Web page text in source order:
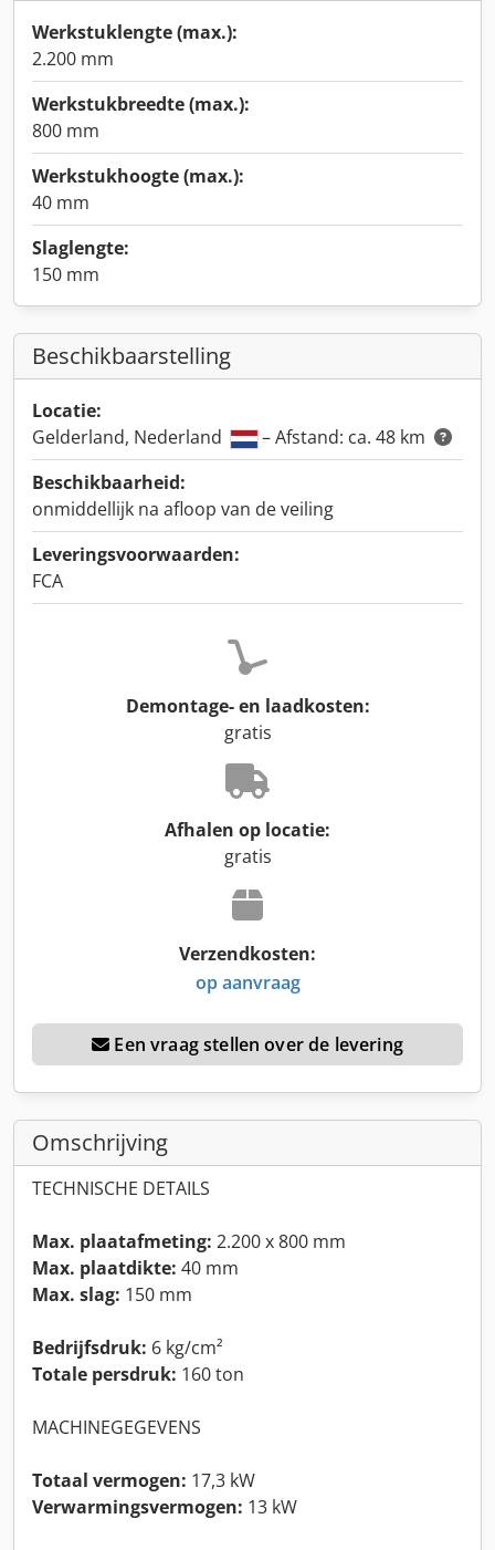
Werkstuklengte (max.):
2.200 mm
Werkstukbreedte (max.):
800 mm
Werkstukhoogte (max.):
40 mm
Slaglengte:
150 mm
Beschikbaarstelling
Locatie:
Gelderland, Nederland
– Afstand: ca. 48 km
Beschikbaarheid:
onmiddellijk na afloop van de veiling
Leveringsvoorwaarden:
FCA
Demontage- en laadkosten:
gratis
Afhalen op locatie:
gratis
Verzendkosten:
op aanvraag
Een vraag stellen over de levering
Omschrijving
TECHNISCHE DETAILS
Max. plaatafmeting: 2.200 x 800 mm
Max. plaatdikte: 40 mm
Max. slag: 150 mm
Bedrijfsdruk: 6 kg/cm²
Totale persdruk: 160 ton
MACHINEGEGEVENS
Totaal vermogen: 17,3 kW
Verwarmingsvermogen: 13 kW